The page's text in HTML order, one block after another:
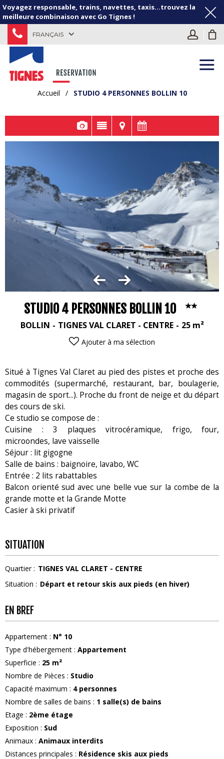
Voyagez responsable, trains, navettes, taxis...trouvez la
meilleure combinaison avec Go Tignes !
FRANÇAIS
Accueil / STUDIO 4 PERSONNES BOLLIN 10
STUDIO 4 PERSONNES BOLLIN 10
BOLLIN TIGNES VAL CLARET - CENTRE 25 m²
Ajouter à ma sélection
Situé à Tignes Val Claret au pied des pistes et proche des
commodités (supermarché, restaurant, bar, boulagerie,
magasin de sport...). Proche du front de neige et du départ
des cours de ski.
Ce studio se compose de :
Cuisine : 3 plaques vitrocéramique, frigo, four,
microondes, lave vaisselle
Séjour : lit gigogne
Salle de bains : baignoire, lavabo, WC
Entrée : 2 lits rabattables
Balcon orienté sud avec une belle vue sur la combe de la
grande motte et la Grande Motte
Casier à ski privatif
SITUATION
Quartier : TIGNES VAL CLARET - CENTRE
Situation : Départ et retour skis aux pieds (en hiver)
EN BREF
Appartement : N° 10
Type d'hébergement : Appartement
Superficie : 25 m²
Nombre de Pièces : Studio
Capacité maximum : 4 personnes
Nombre de salles de bains : 1 salle(s) de bains
Etage : 2ème étage
Exposition : Sud
Animaux : Animaux interdits
Distances principales : Résidence skis aux pieds